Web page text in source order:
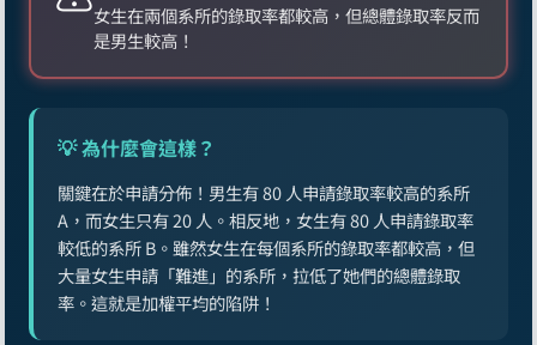
女生在兩個系所的錄取率都較高，但總體錄取率反而
是男生較高！
💡 為什麼會這樣？
關鍵在於申請分佈！男生有 80 人申請錄取率較高的系所
A，而女生只有 20 人。相反地，女生有 80 人申請錄取率
較低的系所 B。雖然女生在每個系所的錄取率都較高，但
大量女生申請「難進」的系所，拉低了她們的總體錄取
率。這就是加權平均的陷阱！